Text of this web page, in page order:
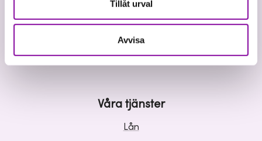
Tillåt urval
Avvisa
Vi investerar i hållbar tillväxt
Våra tjänster
Lån